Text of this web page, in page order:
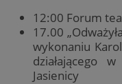
12:00 Forum
17.00
wykonaniu
działającego
Jasienicy